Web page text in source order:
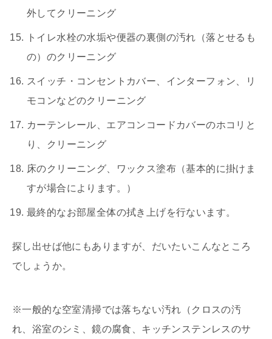
外してクリーニング
トイレ水栓の水垢や便器の裏側の汚れ（落とせるも
の）のクリーニング
スイッチ・コンセントカバー、インターフォン、リ
モコンなどのクリーニング
カーテンレール、エアコンコードカバーのホコリと
り、クリーニング
床のクリーニング、ワックス塗布（基本的に掛けま
すが場合によります。）
最終的なお部屋全体の拭き上げを行ないます。
探し出せば他にもありますが、だいたいこんなところ
でしょうか。
※一般的な空室清掃では落ちない汚れ（クロスの汚
れ、浴室のシミ、鏡の腐食、キッチンステンレスのサ